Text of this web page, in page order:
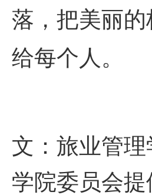
落，把美丽
给每个人。
文：旅业管
学院委员会提